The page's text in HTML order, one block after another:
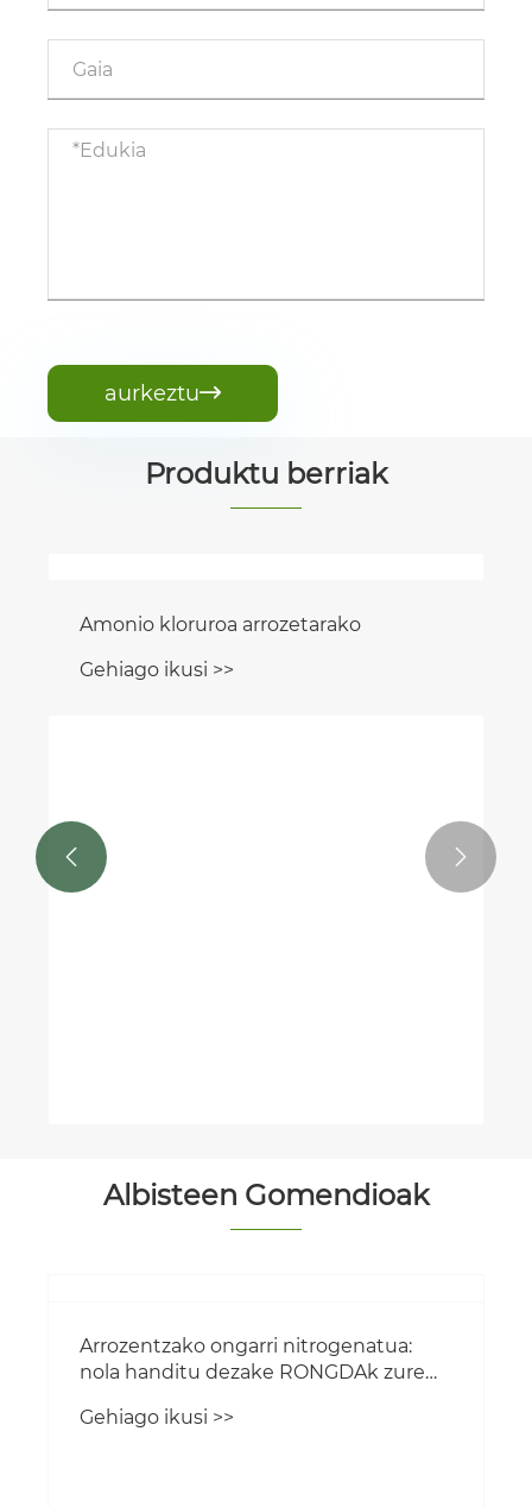
aurkeztu
Produktu berriak
 
Albisteen Gomendioak